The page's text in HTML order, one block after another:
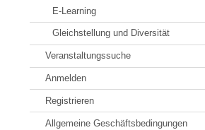
E-Learning
Gleichstellung und Diversität
Veranstaltungssuche
Anmelden
Registrieren
Allgemeine Geschäftsbedingungen